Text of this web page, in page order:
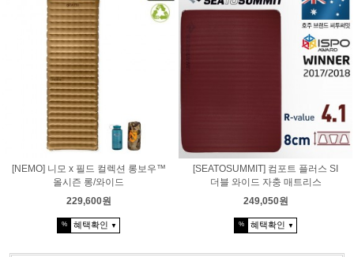
[NEMO] 니모 x 필드 컬렉션 롱보우™
올시즌 롱/와이드
229,600원
% 혜택확인 ▼
[SEATOSUMMIT] 컴포트 플러스 SI
더블 와이드 자충 매트리스
249,050원
% 혜택확인 ▼